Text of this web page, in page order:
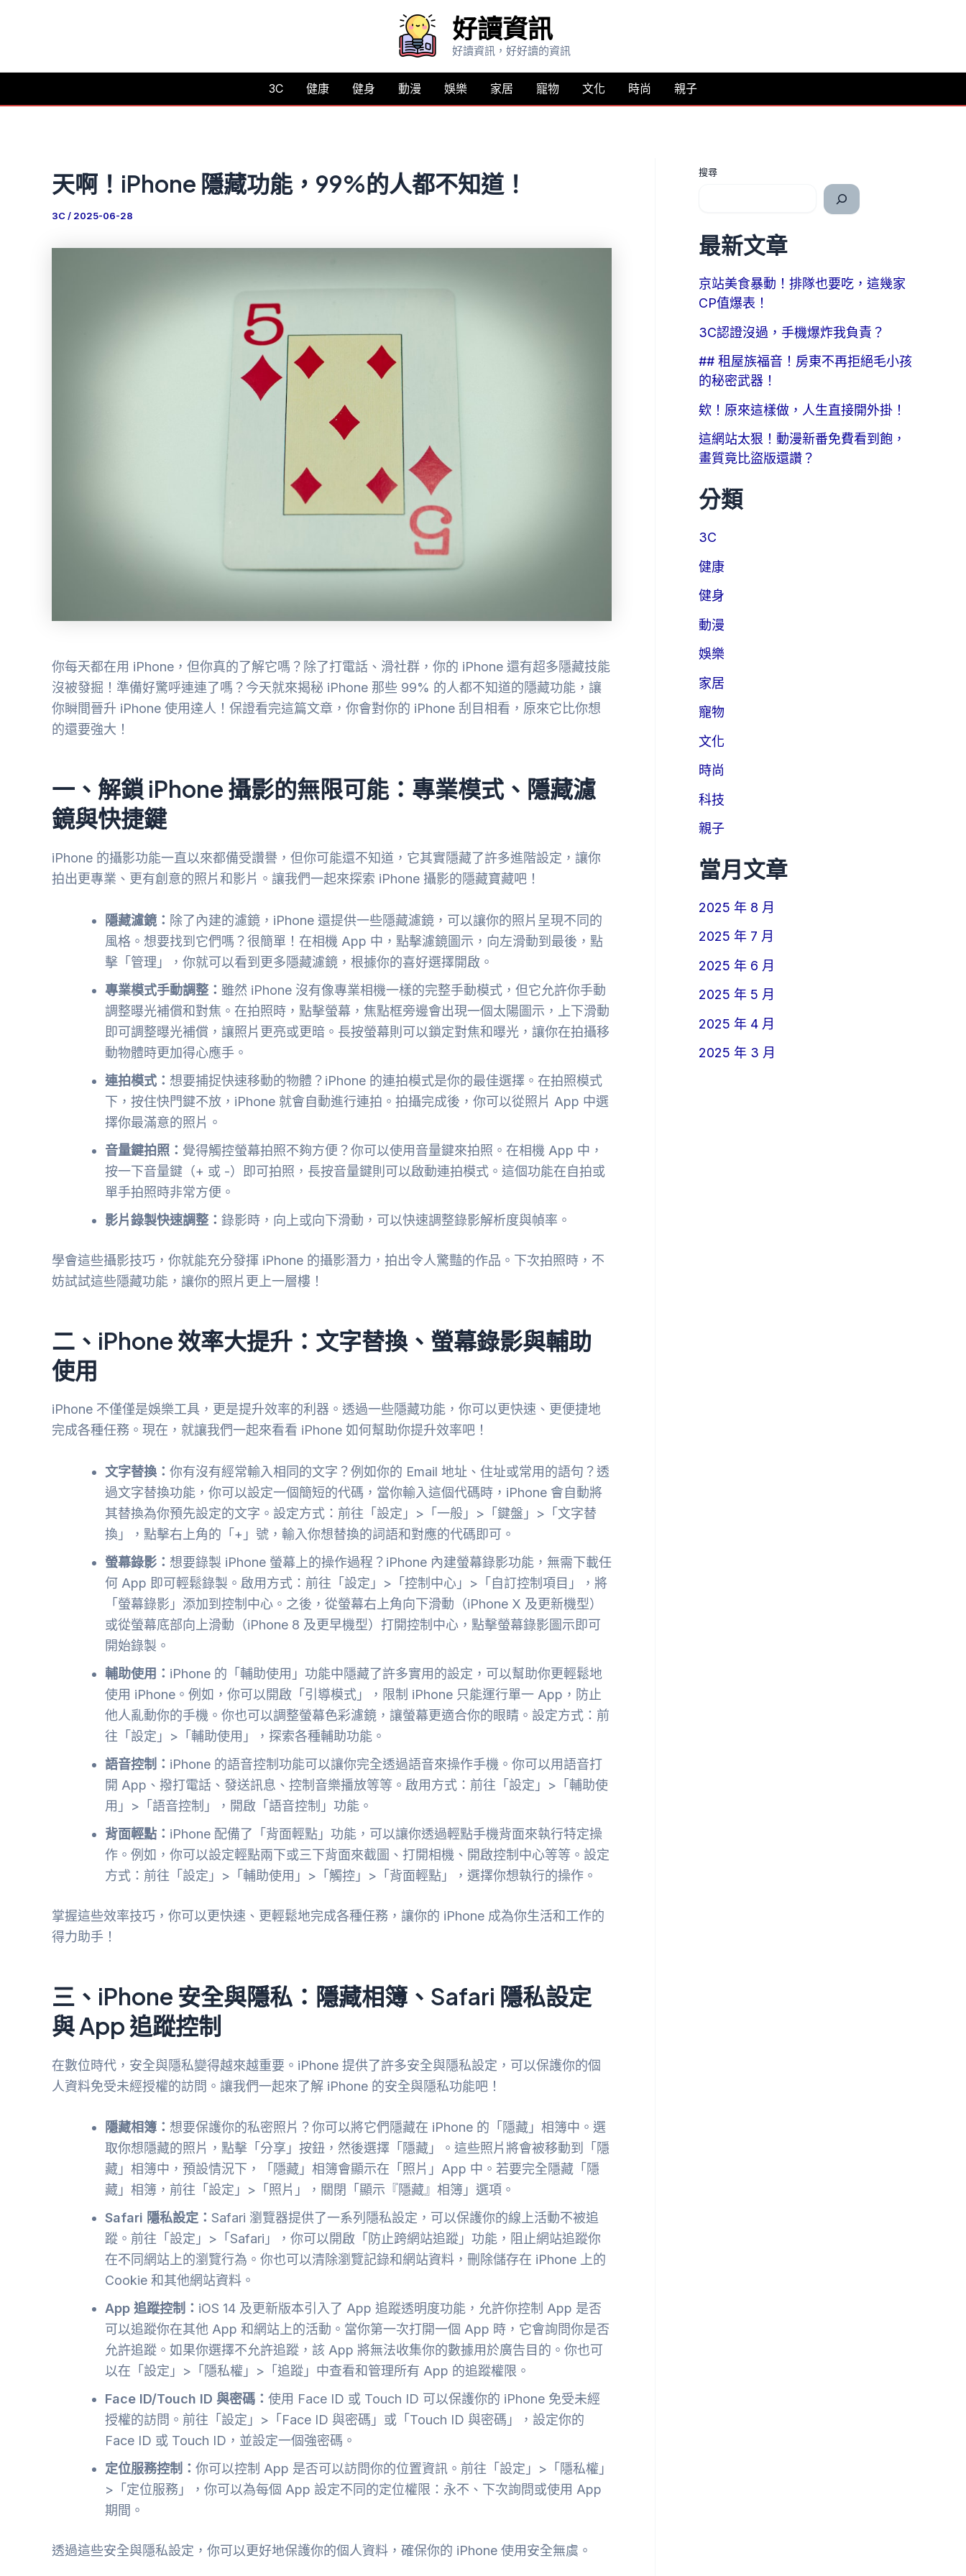
要
好讀資訊
好讀資訊，好好讀的資訊
3C 健康 健身 動漫 娛樂 家居 寵物 文化 時尚 親子
天啊！iPhone 隱藏功能，99%的人都不知道！
3C/ 2025-06-28
你每天都在用 iPhone，但你真的了解它嗎？除了打電話、滑社群，你的 iPhone 還有超多隱藏技能
沒被發掘！準備好驚呼連連了嗎？今天就來揭秘 iPhone 那些 99% 的人都不知道的隱藏功能，讓
你瞬間晉升 iPhone 使用達人！保證看完這篇文章，你會對你的 iPhone 刮目相看，原來它比你想
的還要強大！
一、解鎖 iPhone 攝影的無限可能：專業模式、隱藏濾
鏡與快捷鍵
iPhone 的攝影功能一直以來都備受讚譽，但你可能還不知道，它其實隱藏了許多進階設定，讓你
拍出更專業、更有創意的照片和影片。讓我們一起來探索 iPhone 攝影的隱藏寶藏吧！
隱藏濾鏡： 除了內建的濾鏡，iPhone 還提供一些隱藏濾鏡，可以讓你的照片呈現不同的
風格。想要找到它們嗎？很簡單！在相機 App 中，點擊濾鏡圖示，向左滑動到最後，點
擊「管理」，你就可以看到更多隱藏濾鏡，根據你的喜好選擇開啟。
專業模式手動調整： 雖然 iPhone 沒有像專業相機一樣的完整手動模式，但它允許你手動
調整曝光補償和對焦。在拍照時，點擊螢幕，焦點框旁邊會出現一個太陽圖示，上下滑動
即可調整曝光補償，讓照片更亮或更暗。長按螢幕則可以鎖定對焦和曝光，讓你在拍攝移
動物體時更加得心應手。
連拍模式： 想要捕捉快速移動的物體？iPhone 的連拍模式是你的最佳選擇。在拍照模式
下，按住快門鍵不放，iPhone 就會自動進行連拍。拍攝完成後，你可以從照片 App 中選
擇你最滿意的照片。
音量鍵拍照： 覺得觸控螢幕拍照不夠方便？你可以使用音量鍵來拍照。在相機 App 中，
按一下音量鍵（+ 或 -）即可拍照，長按音量鍵則可以啟動連拍模式。這個功能在自拍或
單手拍照時非常方便。
影片錄製快速調整： 錄影時，向上或向下滑動，可以快速調整錄影解析度與幀率。
學會這些攝影技巧，你就能充分發揮 iPhone 的攝影潛力，拍出令人驚豔的作品。下次拍照時，不
妨試試這些隱藏功能，讓你的照片更上一層樓！
二、iPhone 效率大提升：文字替換、螢幕錄影與輔助
使用
iPhone 不僅僅是娛樂工具，更是提升效率的利器。透過一些隱藏功能，你可以更快速、更便捷地
完成各種任務。現在，就讓我們一起來看看 iPhone 如何幫助你提升效率吧！
文字替換： 你有沒有經常輸入相同的文字？例如你的 Email 地址、住址或常用的語句？透
過文字替換功能，你可以設定一個簡短的代碼，當你輸入這個代碼時，iPhone 會自動將
其替換為你預先設定的文字。設定方式：前往「設定」>「一般」>「鍵盤」>「文字替
換」，點擊右上角的「+」號，輸入你想替換的詞語和對應的代碼即可。
螢幕錄影： 想要錄製 iPhone 螢幕上的操作過程？iPhone 內建螢幕錄影功能，無需下載任
何 App 即可輕鬆錄製。啟用方式：前往「設定」>「控制中心」>「自訂控制項目」，將
「螢幕錄影」添加到控制中心。之後，從螢幕右上角向下滑動（iPhone X 及更新機型）
或從螢幕底部向上滑動（iPhone 8 及更早機型）打開控制中心，點擊螢幕錄影圖示即可
開始錄製。
輔助使用： iPhone 的「輔助使用」功能中隱藏了許多實用的設定，可以幫助你更輕鬆地
使用 iPhone。例如，你可以開啟「引導模式」，限制 iPhone 只能運行單一 App，防止
他人亂動你的手機。你也可以調整螢幕色彩濾鏡，讓螢幕更適合你的眼睛。設定方式：前
往「設定」>「輔助使用」，探索各種輔助功能。
語音控制： iPhone 的語音控制功能可以讓你完全透過語音來操作手機。你可以用語音打
開 App、撥打電話、發送訊息、控制音樂播放等等。啟用方式：前往「設定」>「輔助使
用」>「語音控制」，開啟「語音控制」功能。
背面輕點： iPhone 配備了「背面輕點」功能，可以讓你透過輕點手機背面來執行特定操
作。例如，你可以設定輕點兩下或三下背面來截圖、打開相機、開啟控制中心等等。設定
方式：前往「設定」>「輔助使用」>「觸控」>「背面輕點」，選擇你想執行的操作。
掌握這些效率技巧，你可以更快速、更輕鬆地完成各種任務，讓你的 iPhone 成為你生活和工作的
得力助手！
三、iPhone 安全與隱私：隱藏相簿、Safari 隱私設定
與 App 追蹤控制
在數位時代，安全與隱私變得越來越重要。iPhone 提供了許多安全與隱私設定，可以保護你的個
人資料免受未經授權的訪問。讓我們一起來了解 iPhone 的安全與隱私功能吧！
隱藏相簿： 想要保護你的私密照片？你可以將它們隱藏在 iPhone 的「隱藏」相簿中。選
取你想隱藏的照片，點擊「分享」按鈕，然後選擇「隱藏」。這些照片將會被移動到「隱
藏」相簿中，預設情況下，「隱藏」相簿會顯示在「照片」App 中。若要完全隱藏「隱
藏」相簿，前往「設定」>「照片」，關閉「顯示『隱藏』相簿」選項。
Safari 隱私設定： Safari 瀏覽器提供了一系列隱私設定，可以保護你的線上活動不被追
蹤。前往「設定」>「Safari」，你可以開啟「防止跨網站追蹤」功能，阻止網站追蹤你
在不同網站上的瀏覽行為。你也可以清除瀏覽記錄和網站資料，刪除儲存在 iPhone 上的
Cookie 和其他網站資料。
App 追蹤控制： iOS 14 及更新版本引入了 App 追蹤透明度功能，允許你控制 App 是否
可以追蹤你在其他 App 和網站上的活動。當你第一次打開一個 App 時，它會詢問你是否
允許追蹤。如果你選擇不允許追蹤，該 App 將無法收集你的數據用於廣告目的。你也可
以在「設定」>「隱私權」>「追蹤」中查看和管理所有 App 的追蹤權限。
Face ID/Touch ID 與密碼： 使用 Face ID 或 Touch ID 可以保護你的 iPhone 免受未經
授權的訪問。前往「設定」>「Face ID 與密碼」或「Touch ID 與密碼」，設定你的
Face ID 或 Touch ID，並設定一個強密碼。
定位服務控制： 你可以控制 App 是否可以訪問你的位置資訊。前往「設定」>「隱私權」
>「定位服務」，你可以為每個 App 設定不同的定位權限：永不、下次詢問或使用 App
期間。
透過這些安全與隱私設定，你可以更好地保護你的個人資料，確保你的 iPhone 使用安全無虞。
搜尋
最新文章
京站美食暴動！排隊也要吃，這幾家
CP值爆表！
3C認證沒過，手機爆炸我負責？
## 租屋族福音！房東不再拒絕毛小孩
的秘密武器！
欸！原來這樣做，人生直接開外掛！
這網站太狠！動漫新番免費看到飽，
畫質竟比盜版還讚？
分類
3C
健康
健身
動漫
娛樂
家居
寵物
文化
時尚
科技
親子
當月文章
2025 年 8 月
2025 年 7 月
2025 年 6 月
2025 年 5 月
2025 年 4 月
2025 年 3 月